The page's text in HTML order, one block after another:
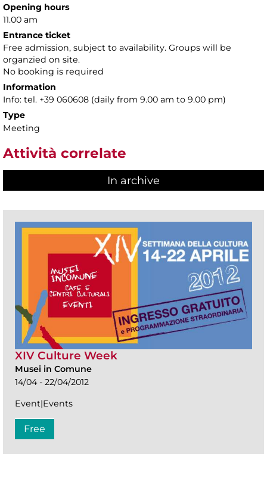
Opening hours
11.00 am
Entrance ticket
Free admission, subject to availability. Groups will be
organzied on site.
No booking is required
Information
Info: tel. +39 060608 (daily from 9.00 am to 9.00 pm)
Type
Meeting
Attività correlate
In archive
XIV Culture Week
Musei in Comune
14/04 - 22/04/2012
Event|Events
Free